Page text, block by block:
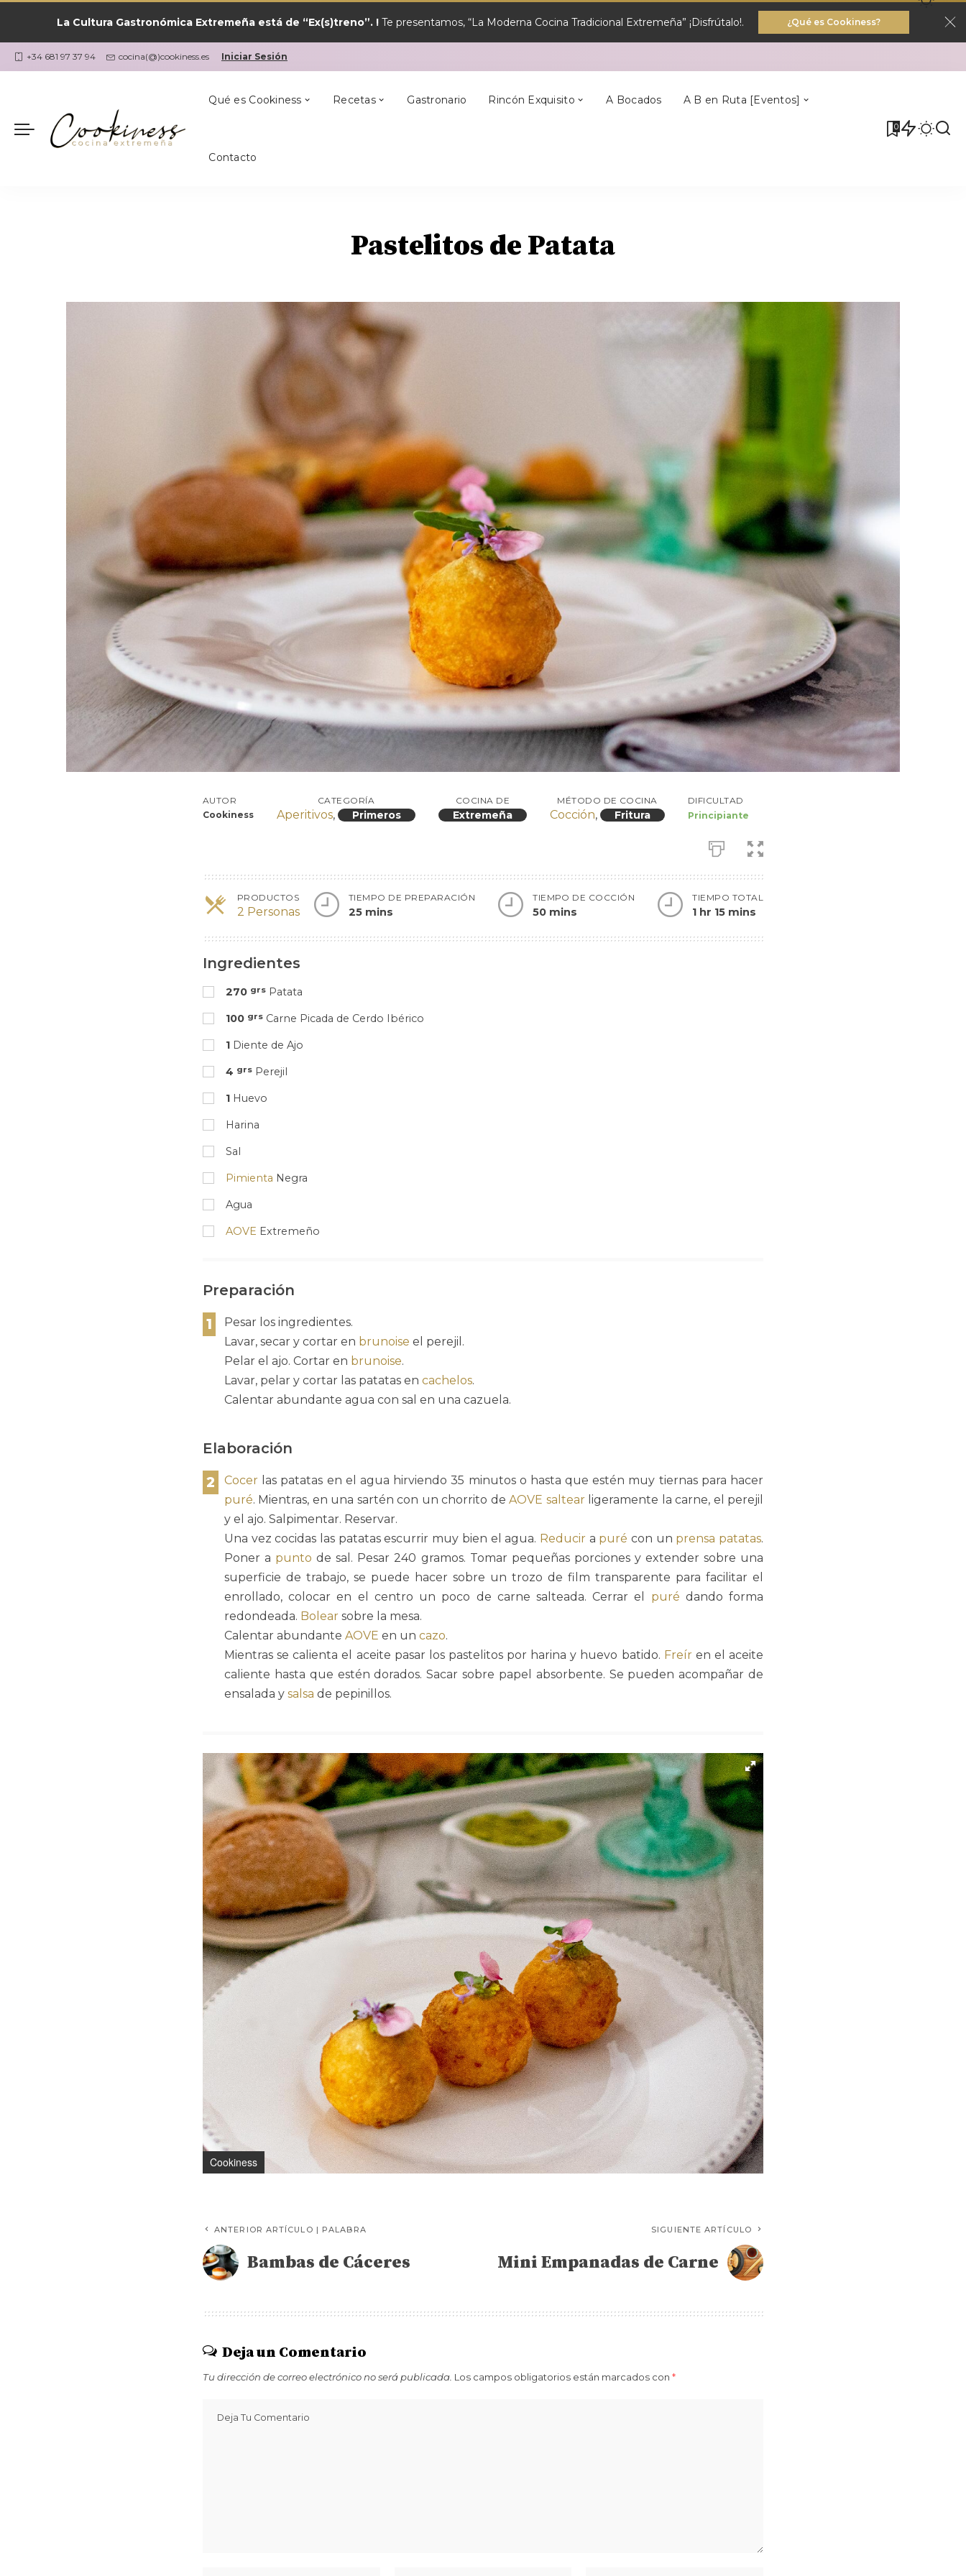
La Cultura Gastronómica Extremeña está de “Ex(s)treno”. ! Te presentamos, “La Moderna Cocina Tradicional Extremeña” ¡Disfrútalo!. ¿Qué es Cookiness?
+34 681 97 37 94 cocina(@)cookiness.es Iniciar Sesión
Qué es Cookiness Recetas
¿Qué Cocino Hoy?
Gastronario Rincón Exquisito A Bocados A B en Ruta [Eventos]
Contacto
0
Las Recetas por
Cookiness
¿Qué Cocino Hoy?
Los Mejores
Postres
En Semana Santa
Coria Alcántara Cilleros Villa Del Rey
Pastelitos de Patata
AUTOR
Cookiness
CATEGORÍA
Aperitivos, Primeros
COCINA DE
Extremeña
MÉTODO DE COCINA
Cocción, Fritura
DIFICULTAD
Principiante
PRODUCTOS
2 Personas
TIEMPO DE PREPARACIÓN
25 mins
TIEMPO DE COCCIÓN
50 mins
TIEMPO TOTAL
1 hr 15 mins
Ingredientes
270 grs Patata
100 grs Carne Picada de Cerdo Ibérico
1 Diente de Ajo
4 grs Perejil
1 Huevo
Harina
Sal
Pimienta Negra
Agua
AOVE Extremeño
Preparación
1
Pesar los ingredientes.
Lavar, secar y cortar en brunoise el perejil.
Pelar el ajo. Cortar en brunoise.
Lavar, pelar y cortar las patatas en cachelos.
Calentar abundante agua con sal en una cazuela.
Elaboración
2
Cocer las patatas en el agua hirviendo 35 minutos o hasta que estén muy tiernas para hacer
puré. Mientras, en una sartén con un chorrito deAOVE saltearligeramente la carne, el perejil
y el ajo. Salpimentar. Reservar.
Una vez cocidas las patatas escurrir muy bien el agua. Reducira puré con un prensa patatas.
Poner a punto de sal. Pesar 240 gramos. Tomar pequeñas porciones y extender sobre una
superficie de trabajo, se puede hacer sobre un trozo de film transparente para facilitar el
enrollado, colocar en el centro un poco de carne salteada. Cerrar el puré dando forma
redondeada. Bolear sobre la mesa.
Calentar abundante AOVE en un cazo.
Mientras se calienta el aceite pasar los pastelitos por harina y huevo batido. Freíren el aceite
caliente hasta que estén dorados. Sacar sobre papel absorbente. Se pueden acompañar de
ensalada y salsa de pepinillos.
Cookiness
ANTERIOR ARTÍCULO | PALABRA
Bambas de Cáceres
SIGUIENTE ARTÍCULO
Mini Empanadas de Carne
Deja un Comentario
Tu dirección de correo electrónico no será publicada. Los campos obligatorios están marcados con *